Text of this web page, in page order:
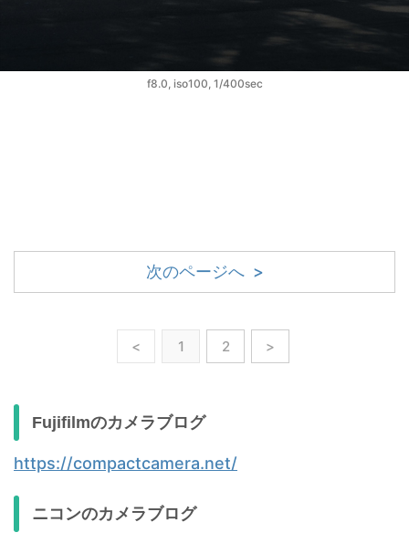
f8.0, iso100, 1/400sec
次のページへ >
< 1 2 >
Fujifilmのカメラブログ
https://compactcamera.net/
ニコンのカメラブログ